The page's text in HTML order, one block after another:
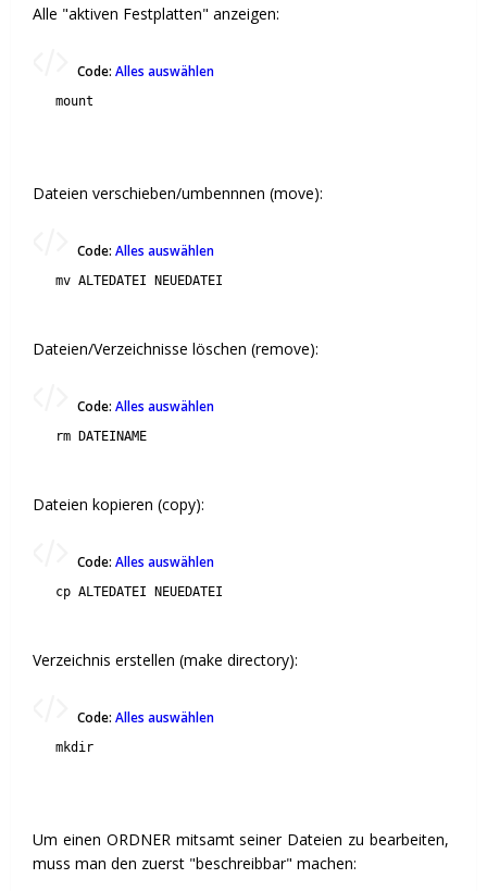
Alle "aktiven Festplatten" anzeigen:
Code: Alles auswählen
mount
Dateien verschieben/umbennnen (move):
Code: Alles auswählen
mv ALTEDATEI NEUEDATEI
Dateien/Verzeichnisse löschen (remove):
Code: Alles auswählen
rm DATEINAME
Dateien kopieren (copy):
Code: Alles auswählen
cp ALTEDATEI NEUEDATEI
Verzeichnis erstellen (make directory):
Code: Alles auswählen
mkdir
Um einen ORDNER mitsamt seiner Dateien zu bearbeiten,
muss man den zuerst "beschreibbar" machen: